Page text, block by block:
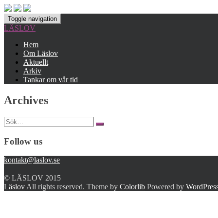
Toggle navigation
LÄSLOV
Hem
Om Läslov
Aktuellt
Arkiv
Tankar om vår tid
Archives
Search
for:
Follow us
kontakt@laslov.se
© LÄSLOV 2015
Läslov All rights reserved. Theme by Colorlib Powered by